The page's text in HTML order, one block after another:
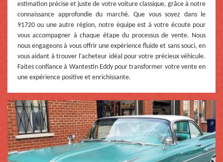
estimation précise et juste de votre voiture classique, grâce à notre
connaissance approfondie du marché. Que vous soyez dans le
91720 ou une autre région, notre équipe est à votre écoute pour
vous accompagner à chaque étape du processus de vente. Nous
nous engageons à vous offrir une expérience fluide et sans souci, en
vous aidant à trouver l'acheteur idéal pour votre précieux véhicule.
Faites confiance à Wantestin Eddy pour transformer votre vente en
une expérience positive et enrichissante.